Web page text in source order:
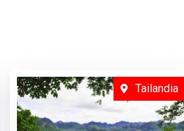
Tailandia